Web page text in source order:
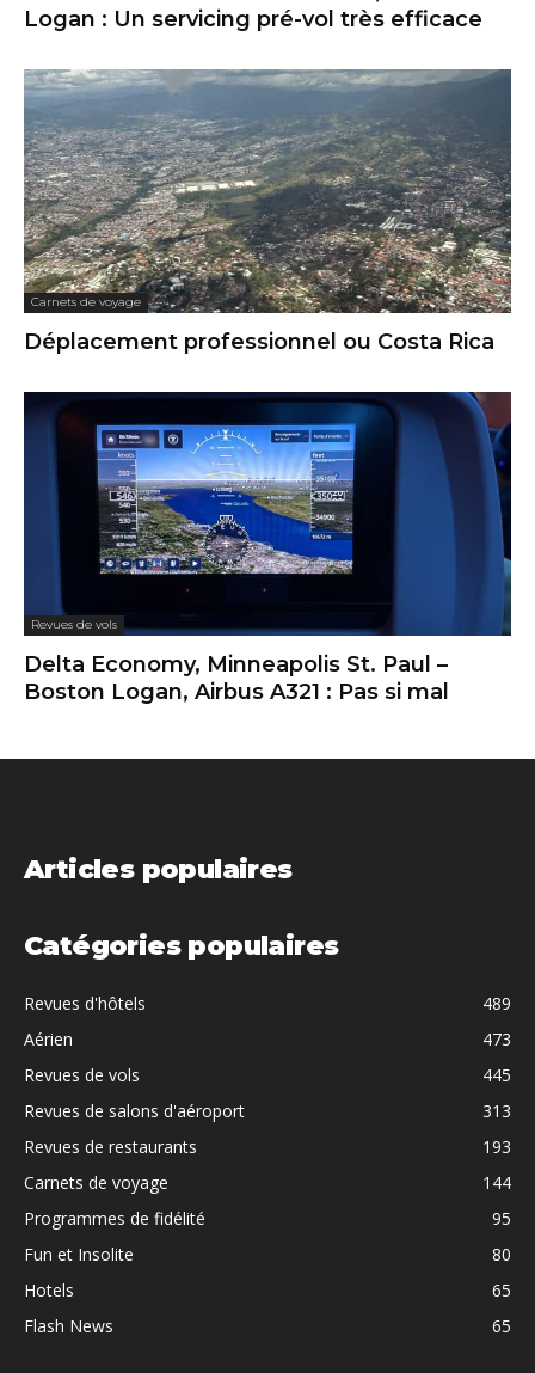
Logan : Un servicing pré-vol très efficace
Carnets de voyage
Déplacement professionnel ou Costa Rica
Revues de vols
Delta Economy, Minneapolis St. Paul –
Boston Logan, Airbus A321 : Pas si mal
Articles populaires
Catégories populaires
Revues d'hôtels
489
Aérien
473
Revues de vols
445
Revues de salons d'aéroport
313
Revues de restaurants
193
Carnets de voyage
144
Programmes de fidélité
95
Fun et Insolite
80
Hotels
65
Flash News
65